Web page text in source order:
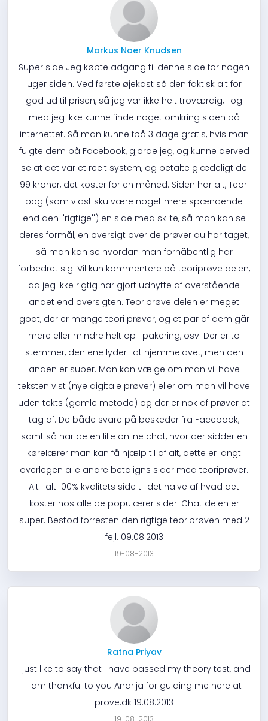
Markus Noer Knudsen
Super side Jeg købte adgang til denne side for nogen
uger siden. Ved første øjekast så den faktisk alt for
god ud til prisen, så jeg var ikke helt troværdig, i og
med jeg ikke kunne finde noget omkring siden på
internettet. Så man kunne fpå 3 dage gratis, hvis man
fulgte dem på Facebook, gjorde jeg, og kunne derved
se at det var et reelt system, og betalte glædeligt de
99 kroner, det koster for en måned. Siden har alt, Teori
bog (som vidst sku være noget mere spændende
end den ''rigtige'') en side med skilte, så man kan se
deres formål, en oversigt over de prøver du har taget,
så man kan se hvordan man forhåbentlig har
forbedret sig. Vil kun kommentere på teoriprøve delen,
da jeg ikke rigtig har gjort udnytte af overstående
andet end oversigten. Teoriprøve delen er meget
godt, der er mange teori prøver, og et par af dem går
mere eller mindre helt op i pakering, osv. Der er to
stemmer, den ene lyder lidt hjemmelavet, men den
anden er super. Man kan vælge om man vil have
teksten vist (nye digitale prøver) eller om man vil have
uden tekts (gamle metode) og der er nok af prøver at
tag af. De både svare på beskeder fra Facebook,
samt så har de en lille online chat, hvor der sidder en
kørelærer man kan få hjælp til af alt, dette er langt
overlegen alle andre betaligns sider med teoriprøver.
Alt i alt 100% kvalitets side til det halve af hvad det
koster hos alle de populærer sider. Chat delen er
super. Bestod forresten den rigtige teoriprøven med 2
fejl. 09.08.2013
19-08-2013
Ratna Priyav
I just like to say that I have passed my theory test, and
I am thankful to you Andrija for guiding me here at
prove.dk 19.08.2013
19-08-2013